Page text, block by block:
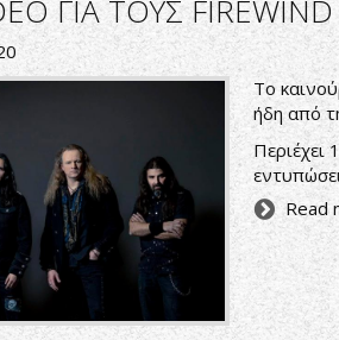
ΓΙΑ ΤΟΥΣ FIREWIND
Το
ήδη από
Περιέχει
Read